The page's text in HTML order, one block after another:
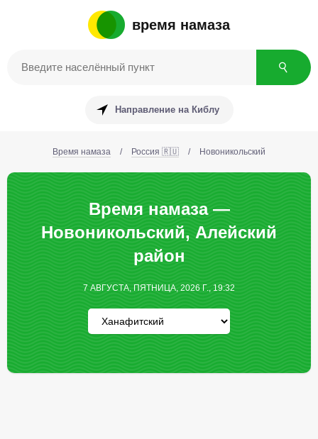
время намаза
Направление на Киблу
Время намаза / Россия 🇷🇺 / Новоникольский
Время намаза —
Новоникольский, Алейский
район
7 АВГУСТА, ПЯТНИЦА, 2026 Г., 19:32